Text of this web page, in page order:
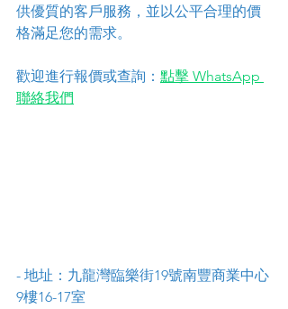
供優質的客戶服務，並以公平合理的價
格滿足您的需求。
歡迎進行報價或查詢： 點擊 WhatsApp
聯絡我們
- 地址：九龍灣臨樂街19號南豐商業中心
9樓16-17室